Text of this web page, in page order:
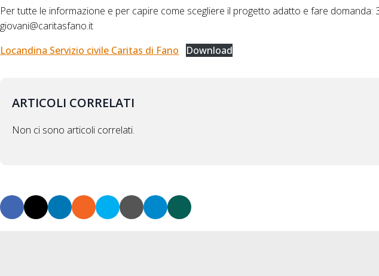
Per tutte le informazione e per capire come scegliere il progetto adatto e fare domanda:
giovani@caritasfano.it
Locandina Servizio civile Caritas di Fano
Download
ARTICOLI CORRELATI
Non ci sono articoli correlati.